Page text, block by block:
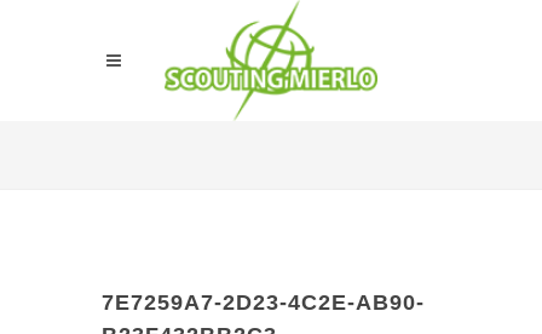
7E7259A7-2D23-4C2E-AB90-